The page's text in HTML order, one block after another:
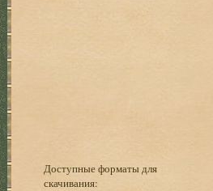
Доступные форматы для
скачивания: